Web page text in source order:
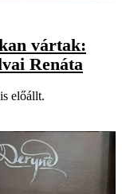
vártak:
Renáta
előállt.